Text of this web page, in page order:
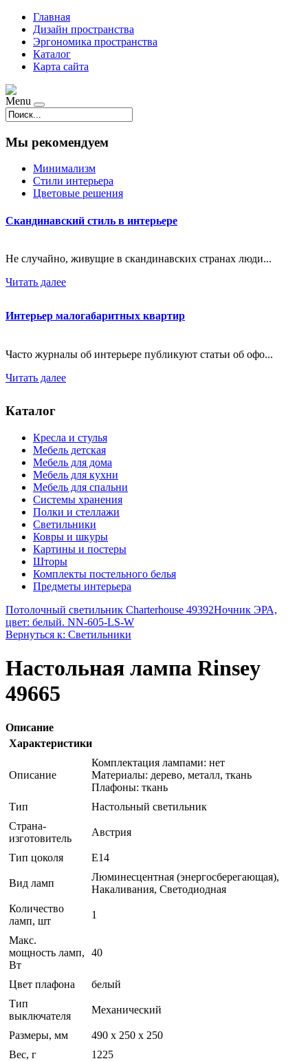
Главная
Дизайн пространства
Эргономика пространства
Каталог
Карта сайта
Menu
Мы рекомендуем
Минимализм
Стили интерьера
Цветовые решения
Скандинавский стиль в интерьере
Не случайно, живущие в скандинавских странах люди...
Читать далее
Интерьер малогабаритных квартир
Часто журналы об интерьере публикуют статьи об офо...
Читать далее
Каталог
Кресла и стулья
Мебель детская
Мебель для дома
Мебель для кухни
Мебель для спальни
Системы хранения
Полки и стеллажи
Светильники
Ковры и шкуры
Картины и постеры
Шторы
Комплекты постельного белья
Предметы интерьера
Потолочный светильник Charterhouse 49392Ночник ЭРА,
цвет: белый. NN-605-LS-W
Вернуться к: Светильники
Настольная лампа Rinsey
49665
Описание
Характеристики
Описание
Комплектация лампами: нет
Материалы: дерево, металл, ткань
Плафоны: ткань
Тип
Настольный светильник
Страна-
изготовитель
Австрия
Тип цоколя E14
Вид ламп
Люминесцентная (энергосберегающая),
Накаливания, Светодиодная
Количество
ламп, шт
1
Макс.
мощность ламп,
Вт
40
Цвет плафона
белый
Тип
выключателя
Механический
Размеры, мм
490 x 250 x 250
Вес, г
1225